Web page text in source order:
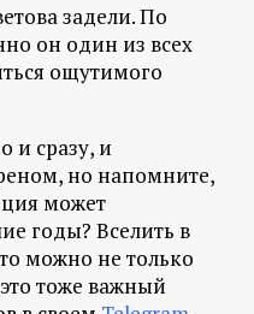
задели. По
он один из всех
ощутимого
и сразу, и
но напомните,
может
годы? Вселить в
можно не только
тоже важный